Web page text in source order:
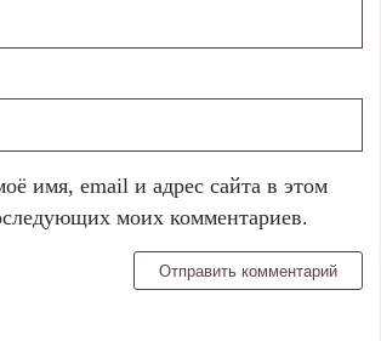
имя, email и адрес сайта в этом
моих комментариев.